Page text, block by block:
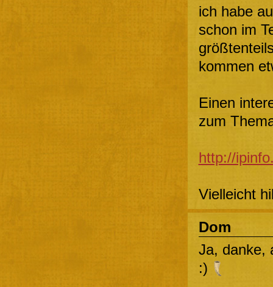
ich habe
schon im
kommen
Einen
zum
http://
Vielleicht
Dom
Ja, danke,
:)